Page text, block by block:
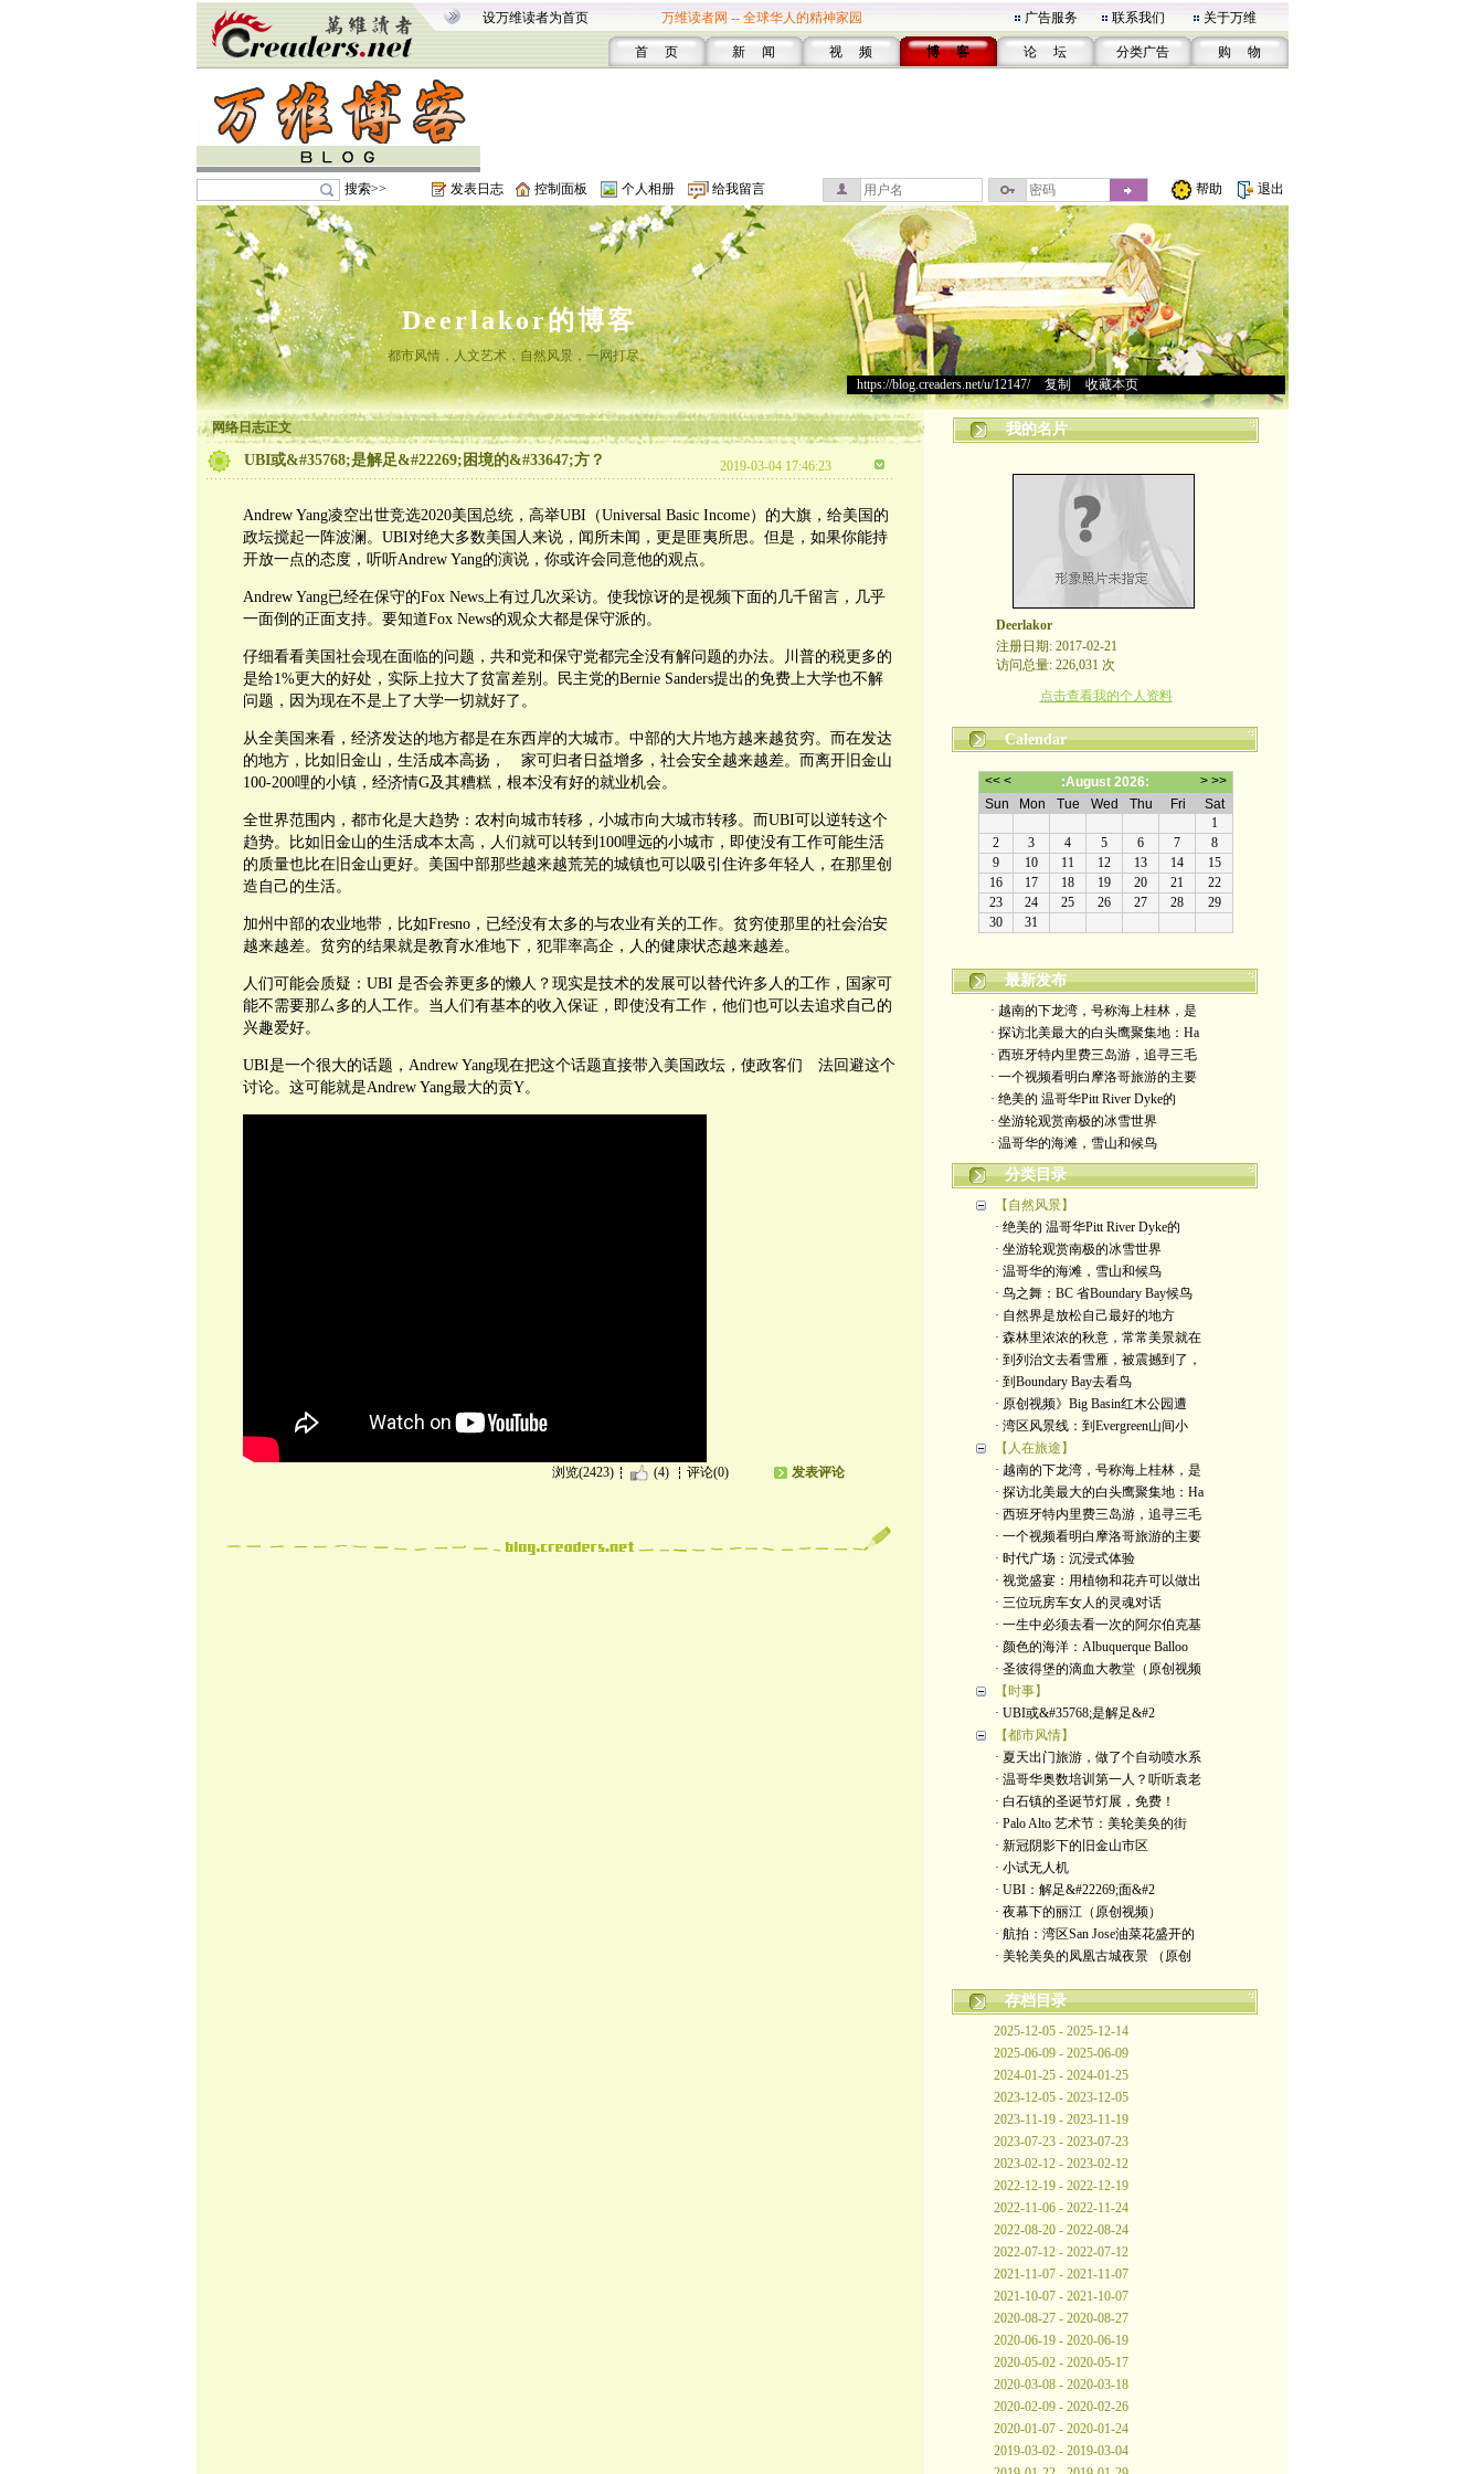
设万维读者为首页 万维读者网 -- 全球华人的精神家园 广告服务 联系我们 关于万维
首 页 新 闻 视 频 博 客 论 坛 分类广告 购 物
搜索>> 发表日志 控制面板 个人相册 给我留言 帮助 退出
Deerlakor的博客
都市风情，人文艺术，自然风景，一网打尽。
https://blog.creaders.net/u/12147/> 复制 收藏本页
网络日志正文
UBI或&#35768;是解足&#22269;困境的&#33647;方？ 2019-03-04 17:46:23
Andrew Yang凌空出世竞选2020美国总统，高举UBI （Universal Basic Income）的大旗，给美国的
政坛搅起一阵波澜。 UBI对绝大多数美国人来说，闻所未闻，更是匪夷所思。但是，如果你能持
开放一点的态度，听听Andrew Yang的演说，你或许会同意他的观点。
Andrew Yang已经在保守的Fox News上有过几次采访。使我惊讶的是视频下面的几千留言，几乎
一面倒的正面支持。要知道Fox News的观众大都是保守派的。
仔细看看美国社会现在面临的问题，共和党和保守党都完全没有解问题的办法。
川普的税更多的
是给1%更大的好处，实际上拉大了贫富差别。民主党的Bernie Sanders提出的免费上大学也不解
问题，因为现在不是上了大学一切就好了。
从全美国来看，经济发达的地方都是在东西岸的大城市。中部的大片地方越来越贫穷。而在发达
的地方，比如旧金山，生活成本高扬， 家可归者日益增多，社会安全越来越差。而离开旧金山
100-200哩的小镇，经济情G及其糟糕，根本没有好的就业机会。
全世界范围内，都市化是大趋势：农村向城市转移，小城市向大城市转移。而UBI可以逆转这个
趋势。比如旧金山的生活成本太高，人们就可以转到 100哩远的小城市，即使没有工作可能生活
的质量也比在旧金山更好。美国中部那些越来越荒芜的城镇也可以吸引住许多年轻人，在那里创
造自己的生活。
加州中部的农业地带，比如Fresno，已经没有太多的与农业有关的工作。贫穷使那里的社会治安
越来越差。贫穷的结果就是教育水准地下，犯罪率高企，人的健康状态越来越差。
人们可能会质疑： UBI 是否会养更多的懒人？现实是技术的发展可以替代许多人的工作，国家可
能不需要那厶多的人工作。当人们有基本的收入保证，即使没有工作，他们也可以去追求自己的
兴趣爱好。
UBI是一个很大的话题， Andrew Yang现在把这个话题直接带入美国政坛，使政客们 法回避这个
讨论。这可能就是Andrew Yang最大的贡Y。
浏览(2423) (4) 评论(0) 发表评论
我的名片
Deerlakor
注册日期: 2017-02-21
访问总量: 226,031 次
点击查看我的个人资料
Calendar
最新发布
· 越南的下龙湾，号称海上桂林，是
· 探访北美最大的白头鹰聚集地：Ha
· 西班牙特内里费三岛游，追寻三毛
· 一个视频看明白摩洛哥旅游的主要
· 绝美的 温哥华Pitt River Dyke的
· 坐游轮观赏南极的冰雪世界
· 温哥华的海滩，雪山和候鸟
分类目录
【自然风景】
· 绝美的 温哥华Pitt River Dyke的
· 坐游轮观赏南极的冰雪世界
· 温哥华的海滩，雪山和候鸟
· 鸟之舞：BC 省Boundary Bay候鸟
· 自然界是放松自己最好的地方
· 森林里浓浓的秋意，常常美景就在
· 到列治文去看雪雁，被震撼到了，
· 到Boundary Bay去看鸟
· 原创视频》Big Basin红木公园遭
· 湾区风景线：到Evergreen山间小
【人在旅途】
· 越南的下龙湾，号称海上桂林，是
· 探访北美最大的白头鹰聚集地：Ha
· 西班牙特内里费三岛游，追寻三毛
· 一个视频看明白摩洛哥旅游的主要
· 时代广场：沉浸式体验
· 视觉盛宴：用植物和花卉可以做出
· 三位玩房车女人的灵魂对话
· 一生中必须去看一次的阿尔伯克基
· 颜色的海洋：Albuquerque Balloo
· 圣彼得堡的滴血大教堂（原创视频
【时事】
· UBI或&#35768;是解足&#2
【都市风情】
· 夏天出门旅游，做了个自动喷水系
· 温哥华奥数培训第一人？听听袁老
· 白石镇的圣诞节灯展，免费！
· Palo Alto 艺术节：美轮美奂的街
· 新冠阴影下的旧金山市区
· 小试无人机
· UBI：解足&#22269;面&#2
· 夜幕下的丽江（原创视频）
· 航拍：湾区San Jose油菜花盛开的
· 美轮美奂的凤凰古城夜景 （原创
存档目录
2025-12-05 - 2025-12-14
2025-06-09 - 2025-06-09
2024-01-25 - 2024-01-25
2023-12-05 - 2023-12-05
2023-11-19 - 2023-11-19
2023-07-23 - 2023-07-23
2023-02-12 - 2023-02-12
2022-12-19 - 2022-12-19
2022-11-06 - 2022-11-24
2022-08-20 - 2022-08-24
2022-07-12 - 2022-07-12
2021-11-07 - 2021-11-07
2021-10-07 - 2021-10-07
2020-08-27 - 2020-08-27
2020-06-19 - 2020-06-19
2020-05-02 - 2020-05-17
2020-03-08 - 2020-03-18
2020-02-09 - 2020-02-26
2020-01-07 - 2020-01-24
2019-03-02 - 2019-03-04